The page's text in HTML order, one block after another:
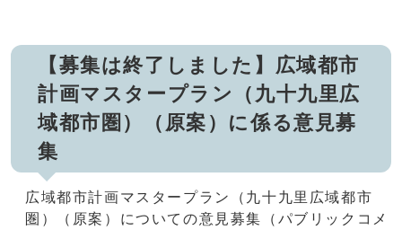
【募集は終了しました】広域都市
計画マスタープラン（九十九里広
域都市圏）（原案）に係る意見募
集
広域都市計画マスタープラン（九十九里広域都市
圏）（原案）についての意見募集（パブリックコメ